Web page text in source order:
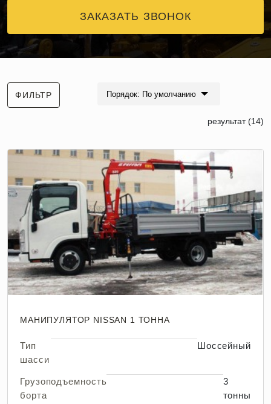
ЗАКАЗАТЬ ЗВОНОК
ФИЛЬТР Порядок: По умолчанию
результат (14)
МАНИПУЛЯТОР NISSAN 1 ТОННА
Тип
шасси
Шоссейный
Грузоподъемность
борта
3
тонны